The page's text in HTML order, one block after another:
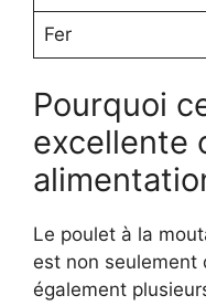
Fer
Pourquoi
excellente
Le poulet à la
est non seulement
également